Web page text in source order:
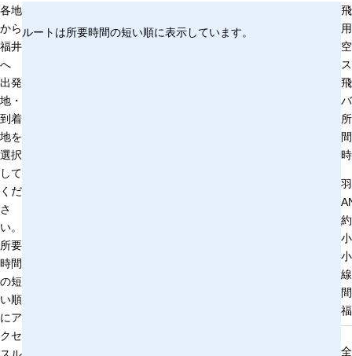
各地
から
福井
へ
出発
地・
到着
地を
選択
して
くだ
さ
い。
所要
時間
の短
い順
にア
クセ
ルートは所要時間の短い順に表示しています。
線
間